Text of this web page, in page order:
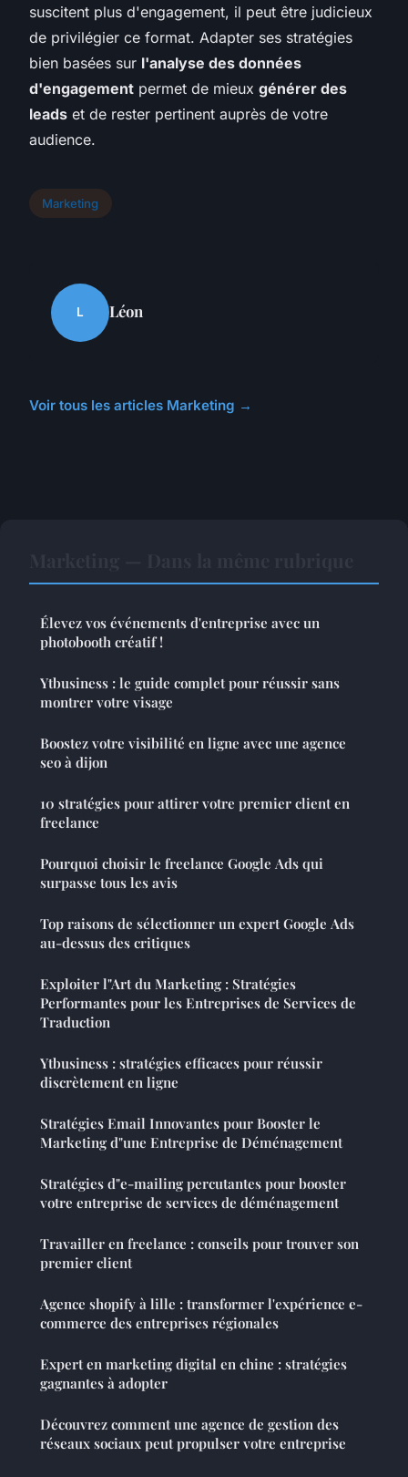
suscitent plus d'engagement, il peut être judicieux
de privilégier ce format. Adapter ses stratégies
bien basées sur l'analyse des données
d'engagement permet de mieux générer des
leads et de rester pertinent auprès de votre
audience.
Marketing
L Léon
Voir tous les articles Marketing →
Élevez vos événements d'entreprise avec un
photobooth créatif !
Ytbusiness : le guide complet pour réussir sans
montrer votre visage
Boostez votre visibilité en ligne avec une agence
seo à dijon
10 stratégies pour attirer votre premier client en
freelance
Pourquoi choisir le freelance Google Ads qui
surpasse tous les avis
Top raisons de sélectionner un expert Google Ads
au-dessus des critiques
Exploiter l"Art du Marketing : Stratégies
Performantes pour les Entreprises de Services de
Traduction
Ytbusiness : stratégies efficaces pour réussir
discrètement en ligne
Stratégies Email Innovantes pour Booster le
Marketing d"une Entreprise de Déménagement
Stratégies d"e-mailing percutantes pour booster
votre entreprise de services de déménagement
Travailler en freelance : conseils pour trouver son
premier client
Agence shopify à lille : transformer l'expérience e-
commerce des entreprises régionales
Expert en marketing digital en chine : stratégies
gagnantes à adopter
Découvrez comment une agence de gestion des
réseaux sociaux peut propulser votre entreprise